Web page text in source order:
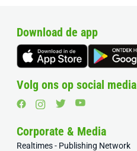
Download de app
Volg ons op social media
Corporate & Media
Realtimes - Publishing Network